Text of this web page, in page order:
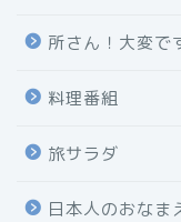
所さん！大変で
料理番組
旅サラダ
日本人のおなま